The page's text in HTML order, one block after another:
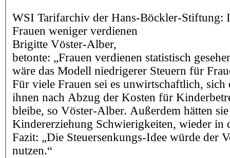
WSI Tarifarchiv der Hans-Böckler-Stiftung:
Frauen weniger verdienen
Brigitte Vöster-Alber,
betonte: „Frauen verdienen statistisch
wäre das Modell niedrigerer Steuern für
Für viele Frauen sei es unwirtschaftlich, sich
ihnen nach Abzug der Kosten für
bleibe, so Vöster-Alber. Außerdem hätten
Kindererziehung Schwierigkeiten, wieder in
Fazit: „Die Steuersenkungs-Idee würde der
nutzen.“